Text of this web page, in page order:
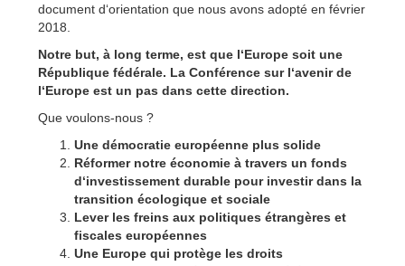
document d‘orientation que nous avons adopté en février
2018.
Notre but, à long terme, est que l‘Europe soit une
République fédérale. La Conférence sur l‘avenir de
l‘Europe est un pas dans cette direction.
Que voulons-nous ?
Une démocratie européenne plus solide
Réformer notre économie à travers un fonds
d‘investissement durable pour investir dans la
transition écologique et sociale
Lever les freins aux politiques étrangères et
fiscales européennes
Une Europe qui protège les droits